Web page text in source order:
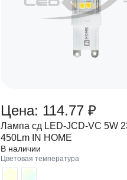
Цена: 114.77 ₽
Лампа сд LED-JCD-VC 5W
450Lm IN HOME
В наличии
Цветовая температура